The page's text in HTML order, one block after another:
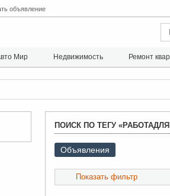
объявление
Мир Недвижимость Ремонт
ПОИСК ПО ТЕГУ
Объявления
Показать фильтр